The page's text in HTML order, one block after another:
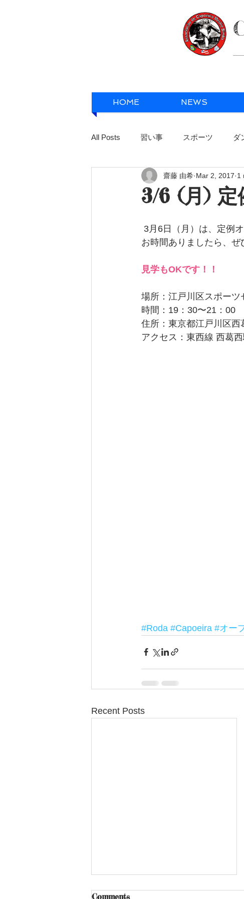
HOME NEWS
All Posts 習い事 スポーツ ダ
3/6 (月) 定
齋藤 由希 Mar 2, 2017 1
3月6日（月）は、定例
お時間ありましたら、ぜ
見学もOKです！！
場所：江戸川区スポーツ
時間：19：30〜21：00
住所：東京都江戸川区西
アクセス：東西線 西葛
#Roda #Capoeira #オー
Recent Posts
Comments